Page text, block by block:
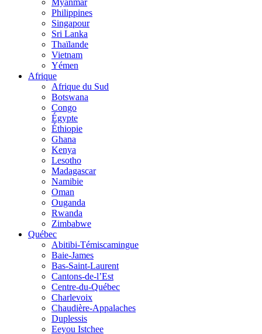
Myanmar
Philippines
Singapour
Sri Lanka
Thaïlande
Vietnam
Yémen
Afrique
Afrique du Sud
Botswana
Congo
Égypte
Éthiopie
Ghana
Kenya
Lesotho
Madagascar
Namibie
Oman
Ouganda
Rwanda
Zimbabwe
Québec
Abitibi-Témiscamingue
Baie-James
Bas-Saint-Laurent
Cantons-de-l’Est
Centre-du-Québec
Charlevoix
Chaudière-Appalaches
Duplessis
Eeyou Istchee